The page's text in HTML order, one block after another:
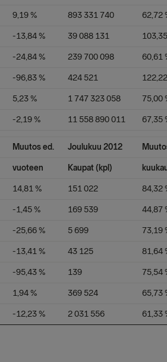
9,19 % 893 331 740 62,72
-13,84 % 39 088 131
-24,84 % 239 700 098 60,61
-96,83 % 424 521
5,23 % 1 747 323 058 75,00
-2,19 % 11 558 890 011 67,35
Muutos ed. Joulukuu 2012
vuoteen Kaupat (kpl)
14,81 % 151 022 84,32
-1,45 % 169 539 44,87
-25,66 % 5 699 73,19
-13,41 % 43 125 81,64
-95,43 % 139 75,54
1,94 % 369 524 65,73
-12,23 % 2 031 556 61,33